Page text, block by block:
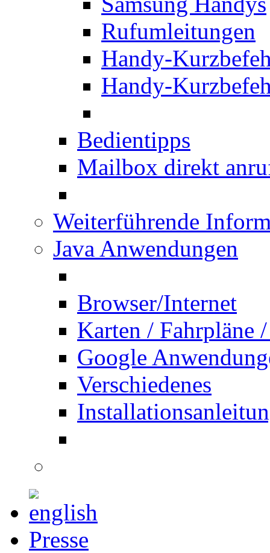
Rufumleitungen
Handy-
Handy-
Bedientipps
Mailbox direkt
Weiterführende
Java Anwendungen
Browser/Internet
Karten / Fahrpläne
Google
Verschiedenes
Presse